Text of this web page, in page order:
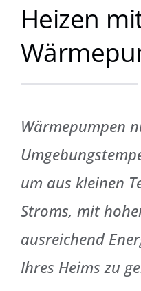
Heizen
Wärmepumpen
um aus kleinen
Stroms, mit
ausreichend
Ihres Heims zu